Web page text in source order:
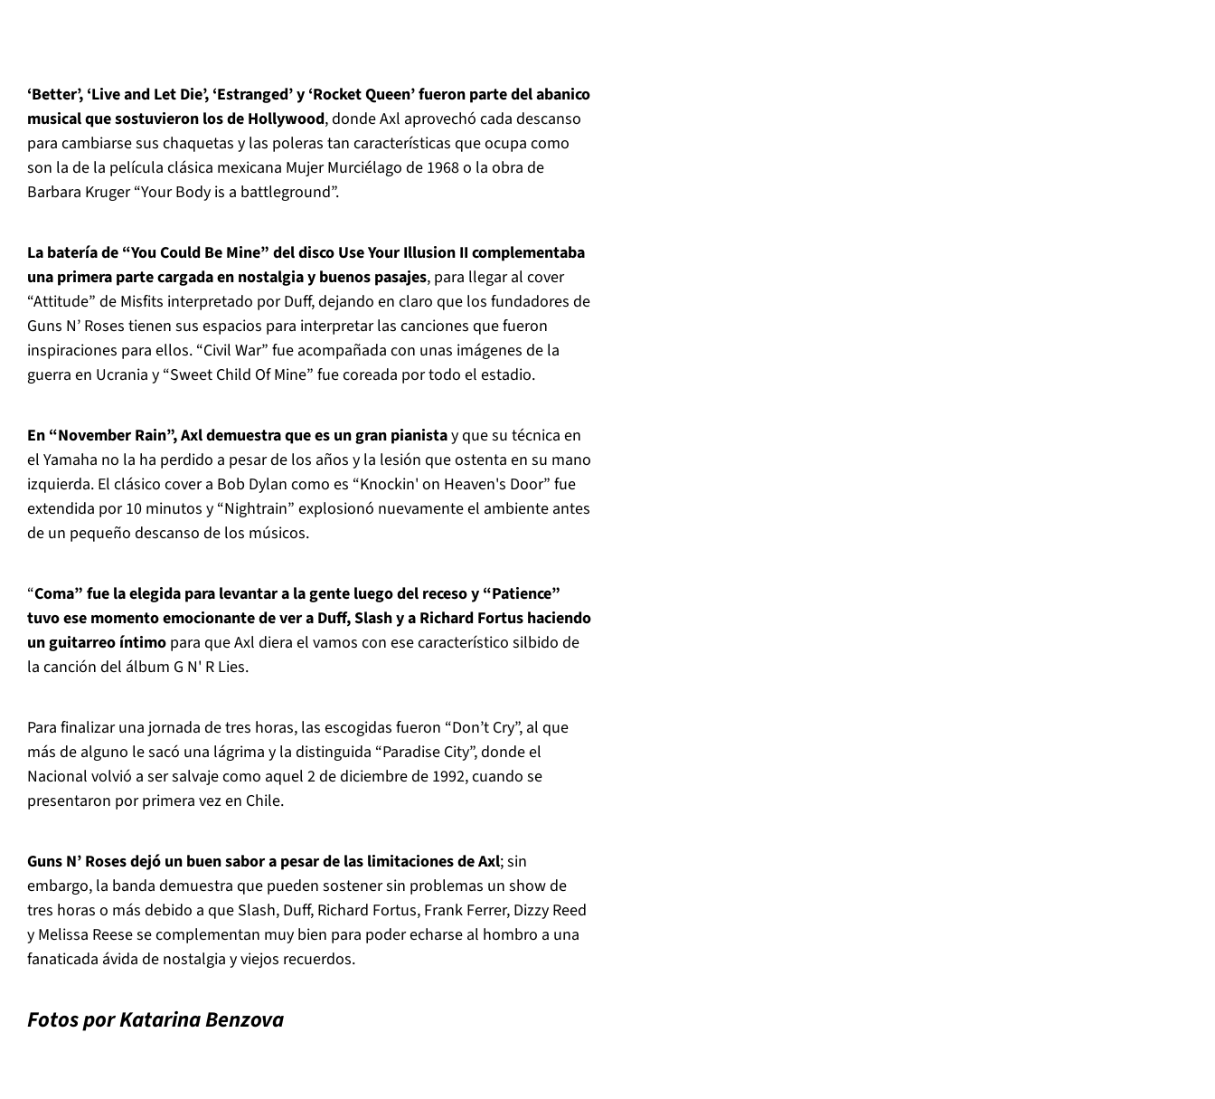
‘Better’, ‘Live and Let Die’, ‘Estranged’ y ‘Rocket Queen’ fueron parte del abanico
musical que sostuvieron los de Hollywood, donde Axl aprovechó cada descanso
para cambiarse sus chaquetas y las poleras tan características que ocupa como
son la de la película clásica mexicana Mujer Murciélago de 1968 o la obra de
Barbara Kruger “Your Body is a battleground”.
La batería de “You Could Be Mine” del disco Use Your Illusion II complementaba
una primera parte cargada en nostalgia y buenos pasajes, para llegar al cover
“Attitude” de Misfits interpretado por Duff, dejando en claro que los fundadores de
Guns N’ Roses tienen sus espacios para interpretar las canciones que fueron
inspiraciones para ellos. “Civil War” fue acompañada con unas imágenes de la
guerra en Ucrania y “Sweet Child Of Mine” fue coreada por todo el estadio.
En “November Rain”, Axl demuestra que es un gran pianistay que su técnica en
el Yamaha no la ha perdido a pesar de los años y la lesión que ostenta en su mano
izquierda. El clásico cover a Bob Dylan como es “Knockin' on Heaven's Door” fue
extendida por 10 minutos y “Nightrain” explosionó nuevamente el ambiente antes
de un pequeño descanso de los músicos.
“Coma” fue la elegida para levantar a la gente luego del receso y “Patience”
tuvo ese momento emocionante de ver a Duff, Slash y a Richard Fortus haciendo
un guitarreo íntimo para que Axl diera el vamos con ese característico silbido de
la canción del álbum G N' R Lies.
Para finalizar una jornada de tres horas, las escogidas fueron “Don’t Cry”, al que
más de alguno le sacó una lágrima y la distinguida “Paradise City”, donde el
Nacional volvió a ser salvaje como aquel 2 de diciembre de 1992, cuando se
presentaron por primera vez en Chile.
Guns N’ Roses dejó un buen sabor a pesar de las limitaciones de Axl; sin
embargo, la banda demuestra que pueden sostener sin problemas un show de
tres horas o más debido a que Slash, Duff, Richard Fortus, Frank Ferrer, Dizzy Reed
y Melissa Reese se complementan muy bien para poder echarse al hombro a una
fanaticada ávida de nostalgia y viejos recuerdos.
Fotos por Katarina Benzova